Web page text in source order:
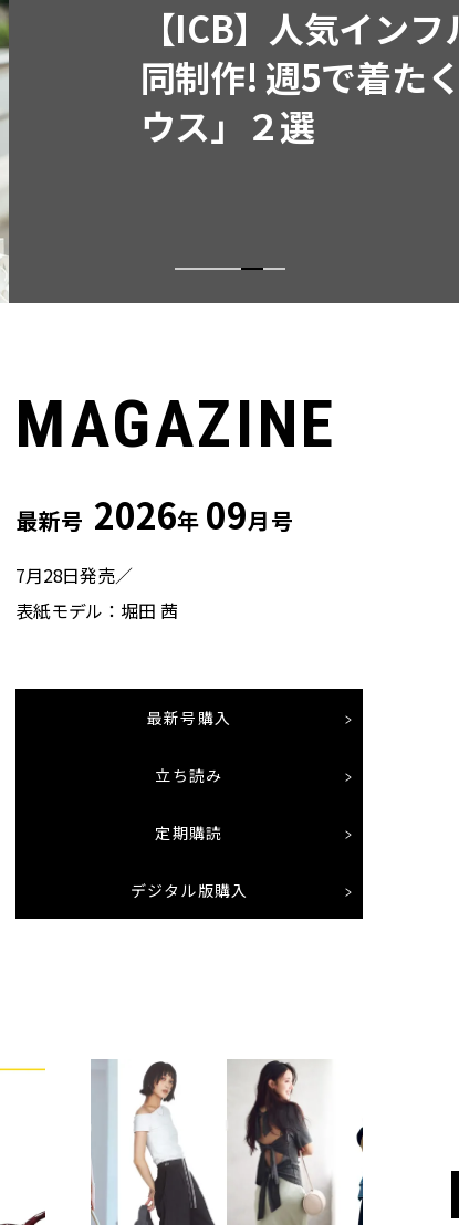
【ICB】人気イン
同制作! 週5で着た
ウス」２選
MAGAZINE
最新号 2026年 09月号
7月28日発売／
表紙モデル：堀田 茜
最新号購入
立ち読み
定期購読
デジタル版購入